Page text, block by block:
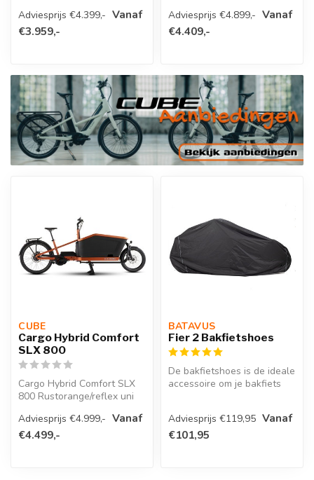
Adviesprijs €4.399,- Vanaf
€3.959,-
Adviesprijs €4.899,- Vanaf
€4.409,-
CUBE
Cargo Hybrid Comfort
SLX 800
Cargo Hybrid Comfort SLX
800 Rustorange/reflex uni
Adviesprijs €4.999,- Vanaf
€4.499,-
BATAVUS
Fier 2 Bakfietshoes
De bakfietshoes is de ideale
accessoire om je bakfiets
Adviesprijs €119,95 Vanaf
€101,95